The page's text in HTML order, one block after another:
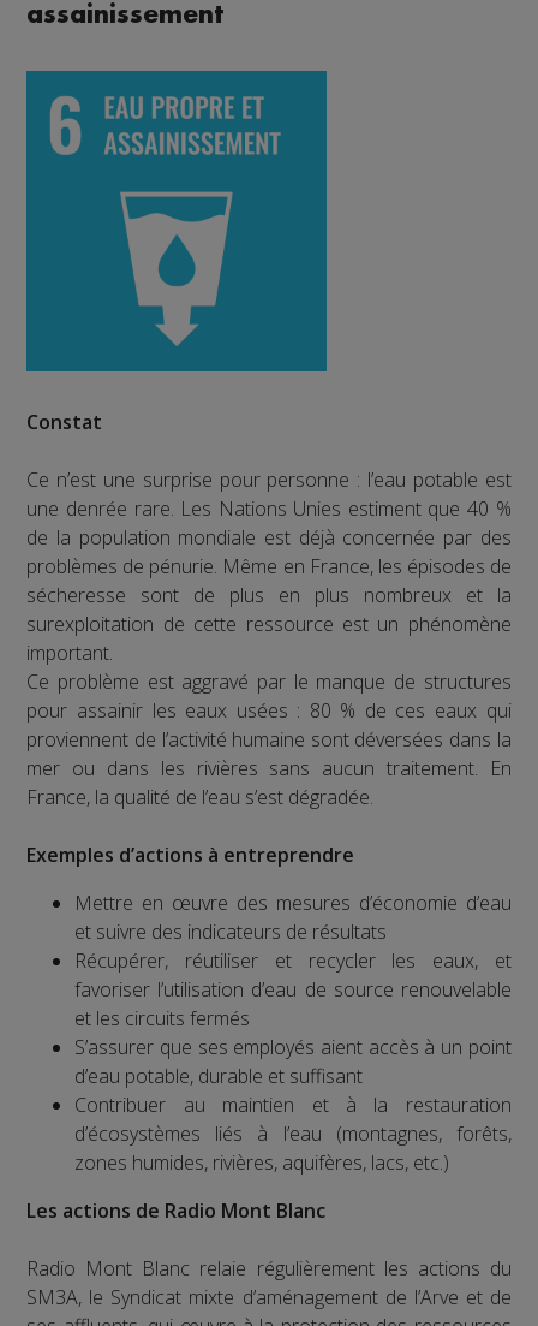
assainissement
Constat
Ce n’est une surprise pour personne : l’eau potable est
une denrée rare. Les Nations Unies estiment que 40 %
de la population mondiale est déjà concernée par des
problèmes de pénurie. Même en France, les épisodes de
sécheresse sont de plus en plus nombreux et la
surexploitation de cette ressource est un phénomène
important.
Ce problème est aggravé par le manque de structures
pour assainir les eaux usées : 80 % de ces eaux qui
proviennent de l’activité humaine sont déversées dans la
mer ou dans les rivières sans aucun traitement. En
France, la qualité de l’eau s’est dégradée.
Exemples d’actions à entreprendre
Mettre en œuvre des mesures d’économie d’eau
et suivre des indicateurs de résultats
Récupérer, réutiliser et recycler les eaux, et
favoriser l’utilisation d’eau de source renouvelable
et les circuits fermés
S’assurer que ses employés aient accès à un point
d’eau potable, durable et suffisant
Contribuer au maintien et à la restauration
d’écosystèmes liés à l’eau (montagnes, forêts,
zones humides, rivières, aquifères, lacs, etc.)
Les actions de Radio Mont Blanc
Radio Mont Blanc relaie régulièrement les actions du
SM3A, le Syndicat mixte d’aménagement de l’Arve et de